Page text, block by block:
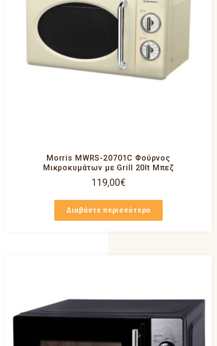
Morris MWRS-20701C Φούρνος
Μικροκυμάτων με Grill 20lt Μπεζ
119,00€
Διαβάστε περισσότερα